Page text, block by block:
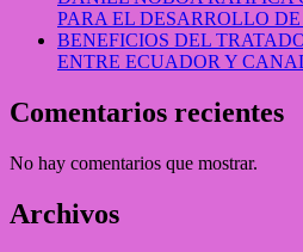
PARA EL DESARROLLO
BENEFICIOS DEL
ENTRE ECUADOR Y
Comentarios recientes
No hay comentarios que mostrar.
Archivos